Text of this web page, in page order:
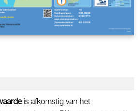
is afkomstig van het